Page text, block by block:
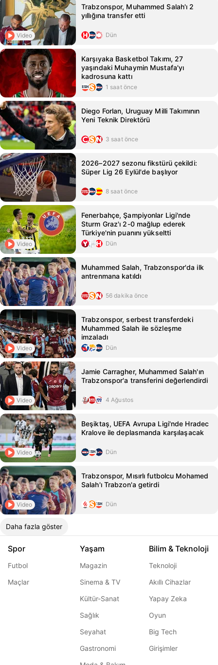
Video
Trabzonspor, Muhammed Salah'ı 2
yıllığına transfer etti
Dün
Karşıyaka Basketbol Takımı, 27
yaşındaki Muhaymin Mustafa'yı
kadrosuna kattı
1 saat önce
Diego Forlan, Uruguay Milli Takımının
Yeni Teknik Direktörü
3 saat önce
2026–2027 sezonu fikstürü çekildi:
Süper Lig 26 Eylül'de başlıyor
8 saat önce
Video
Fenerbahçe, Şampiyonlar Ligi'nde
Sturm Graz'ı 2-0 mağlup ederek
Türkiye'nin puanını yükseltti
Dün
Muhammed Salah, Trabzonspor'da ilk
antrenmana katıldı
56 dakika önce
Video
Trabzonspor, serbest transferdeki
Muhammed Salah ile sözleşme
imzaladı
Dün
Video
Jamie Carragher, Muhammed Salah'ın
Trabzonspor'a transferini değerlendirdi
4 Ağustos
Video
Beşiktaş, UEFA Avrupa Ligi'nde Hradec
Kralove ile deplasmanda karşılaşacak
Dün
Video
Trabzonspor, Mısırlı futbolcu Mohamed
Salah'ı Trabzon'a getirdi
Dün
Daha fazla göster
Spor
Futbol
Maçlar
Yaşam
Magazin
Sinema & TV
Kültür-Sanat
Sağlık
Seyahat
Gastronomi
Bilim & Teknoloji
Teknoloji
Akıllı Cihazlar
Yapay Zeka
Oyun
Big Tech
Girişimler